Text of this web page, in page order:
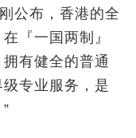
公布，香港的全
『一国两制』
有健全的普通
专业服务，是